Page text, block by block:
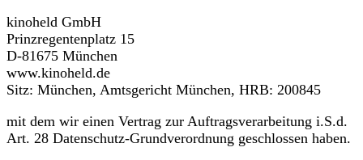
kinoheld GmbH
Prinzregentenplatz 15
D-81675 München
www.kinoheld.de
Sitz: München, Amtsgericht München, HRB: 200845
mit dem wir einen Vertrag zur Auftragsverarbeitung i.S.d.
Art. 28 Datenschutz-Grundverordnung geschlossen haben.